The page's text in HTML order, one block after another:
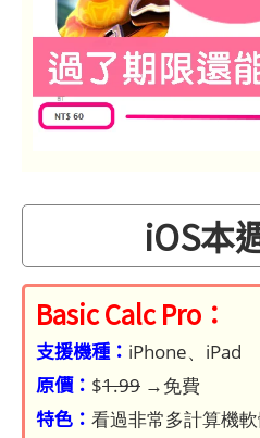
iOS本
Basic Calc Pro：
支援機種： iPhone、iPad
原價： $1.99 →免費
特色： 看過非常多計算機